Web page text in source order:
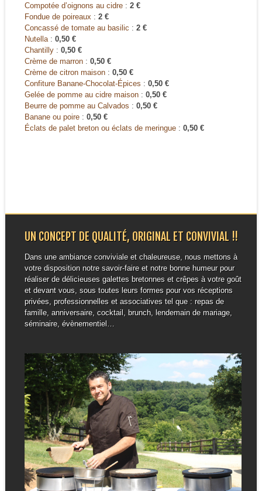
Compotée d’oignons au cidre: 2 €
Fondue de poireaux : 2 €
Concassé de tomate au basilic : 2 €
Nutella: 0,50 €
Chantilly: 0,50 €
Crème de marron: 0,50 €
Crème de citron maison: 0,50 €
Confiture Banane-Chocolat-Épices : 0,50 €
Gelée de pomme au cidre maison: 0,50 €
Beurre de pomme au Calvados : 0,50 €
Banane ou poire: 0,50 €
Éclats de palet breton ou éclats de meringue: 0,50 €
UN CONCEPT DE QUALITÉ, ORIGINAL ET CONVIVIAL !!
Dans une ambiance conviviale et chaleureuse, nous mettons à
votre disposition notre savoir-faire et notre bonne humeur pour
réaliser de délicieuses galettes bretonnes et crêpes à votre goût
et devant vous, sous toutes leurs formes pour vos réceptions
privées, professionnelles et associatives tel que : repas de
famille, anniversaire, cocktail, brunch, lendemain de mariage,
séminaire, évènementiel…